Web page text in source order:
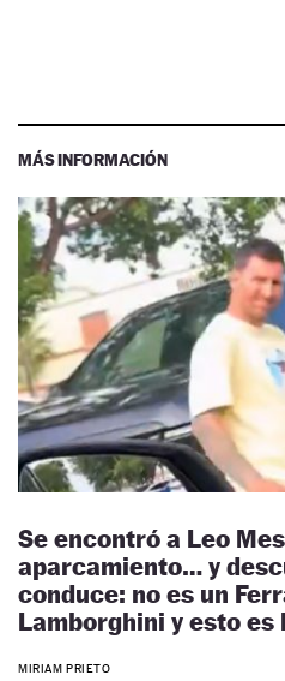
MÁS INFORMACIÓN
Se encontró a Leo
aparcamiento… y
conduce: no es un
Lamborghini y esto es
MIRIAM PRIETO